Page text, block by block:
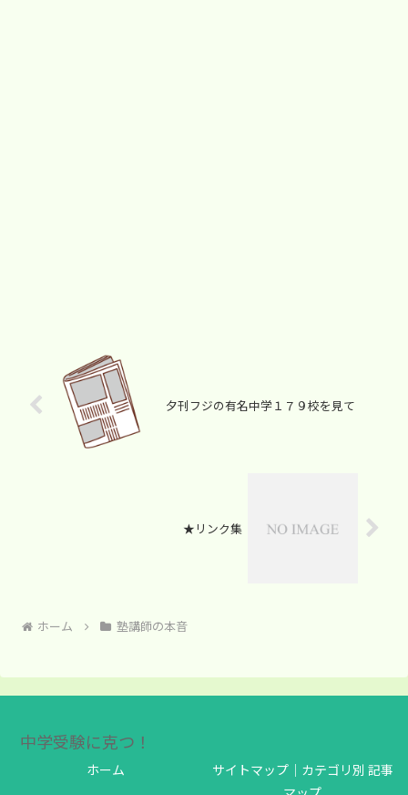
夕刊フジの有名中学１７９校を見て
★リンク集
ホーム 塾講師の本音
中学受験に克つ！
ホーム
サイトマップ｜カテゴリ別 記事